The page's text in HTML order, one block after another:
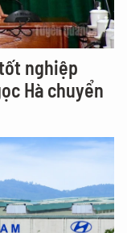
nghiệp
Hà chuyển